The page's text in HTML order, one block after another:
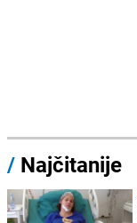
/ Najčitanije